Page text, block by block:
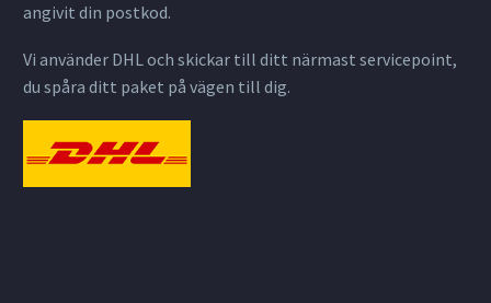
angivit din postkod.
Vi använder DHL och skickar till ditt närmast servicepoint,
du spåra ditt paket på vägen till dig.